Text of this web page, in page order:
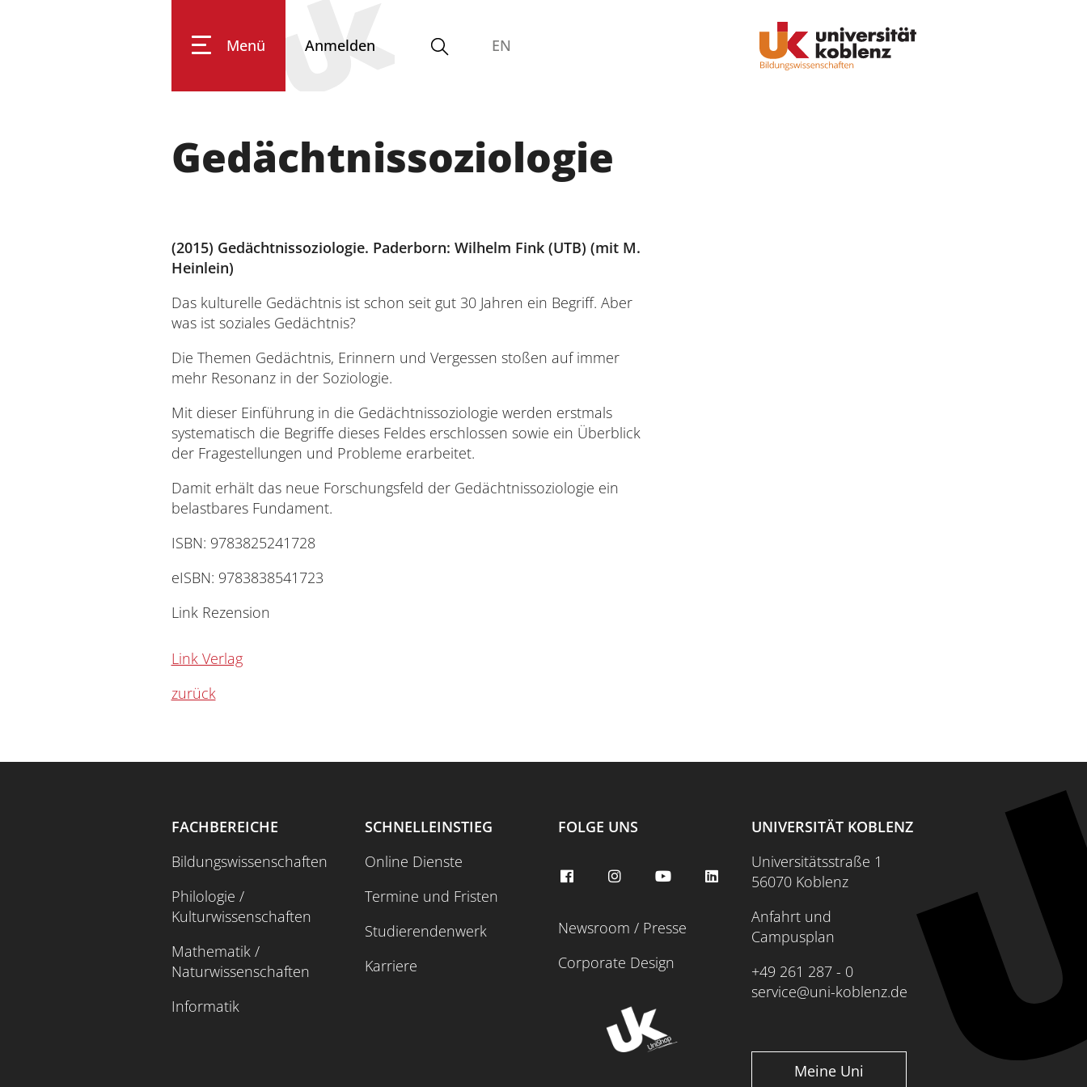
Menü
Datenschutz Barrierefreiheit Gleichstellungsvertretung
Anmelden EN
Gedächtnissoziologie
(2015) Gedächtnissoziologie. Paderborn: Wilhelm Fink (UTB) (mit M.
Heinlein)
Das kulturelle Gedächtnis ist schon seit gut 30 Jahren ein Begriff. Aber
was ist soziales Gedächtnis?
Die Themen Gedächtnis, Erinnern und Vergessen stoßen auf immer
mehr Resonanz in der Soziologie.
Mit dieser Einführung in die Gedächtnissoziologie werden erstmals
systematisch die Begriffe dieses Feldes erschlossen sowie ein Überblick
der Fragestellungen und Probleme erarbeitet.
Damit erhält das neue Forschungsfeld der Gedächtnissoziologie ein
belastbares Fundament.
ISBN: 9783825241728
eISBN: 9783838541723
Link Rezension
Link Verlag
zurück
FACHBEREICHE
Bildungswissenschaften
Philologie /
Kulturwissenschaften
Mathematik /
Naturwissenschaften
Informatik
SCHNELLEINSTIEG
Online Dienste
Termine und Fristen
Studierendenwerk
Karriere
FOLGE UNS
Newsroom / Presse
Corporate Design
UNIVERSITÄT KOBLENZ
Universitätsstraße 1
56070 Koblenz
Anfahrt und
Campusplan
+49 261 287 - 0
service@uni-koblenz.de
Meine Uni